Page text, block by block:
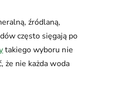
źródlaną,
często sięgają po
takiego wyboru nie
że nie każda woda